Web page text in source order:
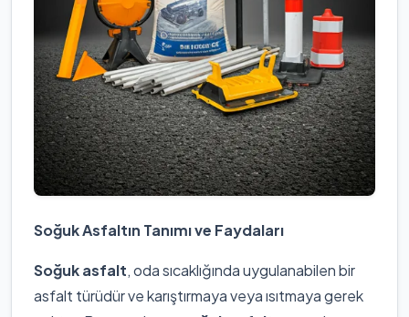
Soğuk Asfaltın Tanımı ve Faydaları
Soğuk asfalt, oda sıcaklığında uygulanabilen bir
asfalt türüdür ve karıştırmaya veya ısıtmaya gerek